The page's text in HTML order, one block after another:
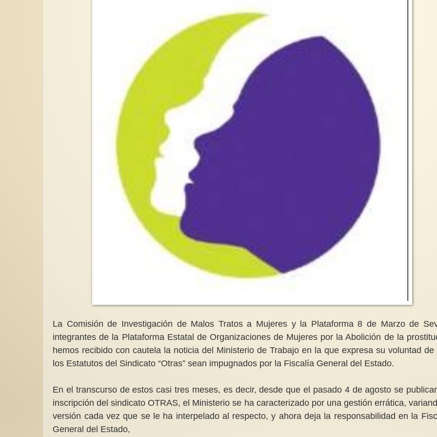
La Comisión de Investigación de Malos Tratos a Mujeres y la Plataforma 8 de Marzo de
integrantes de la Plataforma Estatal de Organizaciones de Mujeres por la Abolición de la
hemos recibido con cautela la noticia del Ministerio de Trabajo en la que expresa su voluntad de
los Estatutos del Sindicato “Otras” sean impugnados por la Fiscalía General del Estado.
En el transcurso de estos casi tres meses, es decir, desde que el pasado 4 de agosto se
inscripción del sindicato OTRAS, el Ministerio se ha caracterizado por una gestión errática,
versión cada vez que se le ha interpelado al respecto, y ahora deja la responsabilidad en la
General del Estado,
Informe de la Relatora Especial
sobre la violencia contra las
mujeres y las niñas, sus causas y
reproducción subrogada...
Los disruptores
ftalatos y...